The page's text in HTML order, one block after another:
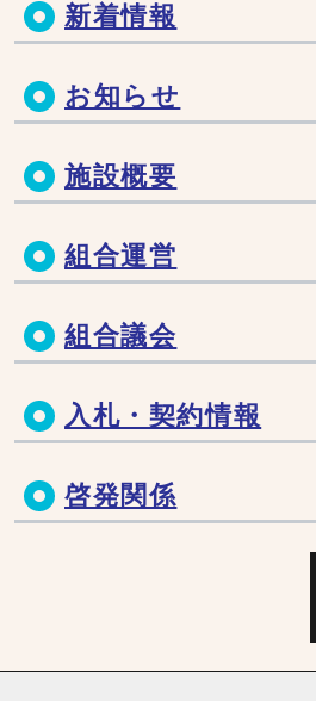
新着情報
お知らせ
施設概要
組合運営
組合議会
入札・契約情報
啓発関係